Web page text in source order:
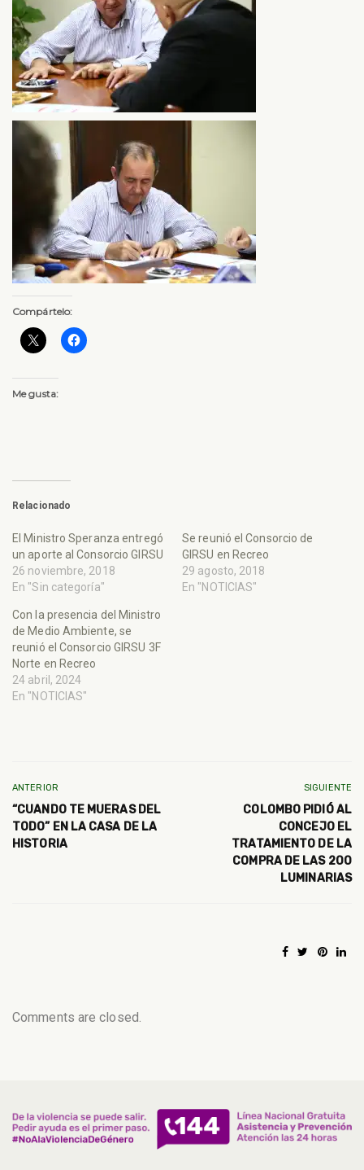
Compártelo:
Me gusta:
Relacionado
El Ministro Speranza entregó
un aporte al Consorcio GIRSU
26 noviembre, 2018
En "Sin categoría"
Se reunió el Consorcio de
GIRSU en Recreo
29 agosto, 2018
En "NOTICIAS"
Con la presencia del Ministro
de Medio Ambiente, se
reunió el Consorcio GIRSU 3F
Norte en Recreo
24 abril, 2024
En "NOTICIAS"
ANTERIOR
“CUANDO TE MUERAS DEL
TODO” EN LA CASA DE LA
HISTORIA
SIGUIENTE
COLOMBO PIDIÓ AL
CONCEJO EL
TRATAMIENTO DE LA
COMPRA DE LAS 200
LUMINARIAS
Comments are closed.